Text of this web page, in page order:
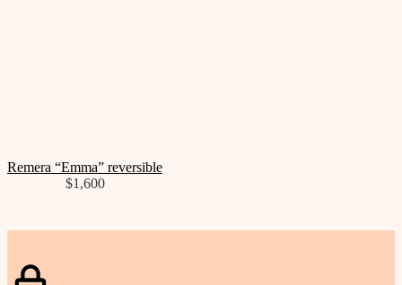
Remera “Emma” reversible
$1,600